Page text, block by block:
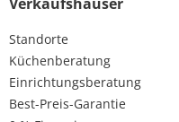
Verkaufshäuser
Standorte
Küchenberatung
Einrichtungsberatung
Best-Preis-Garantie